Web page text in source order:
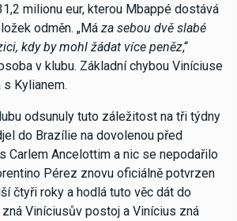
milionu eur, kterou Mbappé dostává
odměn. „Má za sebou dvě slabé
kdy by mohl žádat více peněz,“
v klubu. Základní chybou Viníciuse
Kylianem.
odsunuly tuto záležitost na tři týdny
do Brazílie na dovolenou před
Carlem Ancelottim a nic se nepodařilo
Pérez znovu oficiálně potvrzen
čtyři roky a hodlá tuto věc dát do
Viníciusův postoj a Vinícius zná